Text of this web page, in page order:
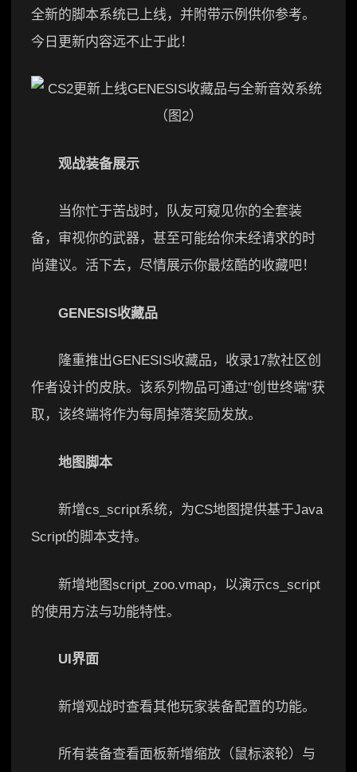
全新的脚本系统已上线，并附带示例供你参考。
今日更新内容远不止于此！
观战装备展示
当你忙于苦战时，队友可窥见你的全套装
备，审视你的武器，甚至可能给你未经请求的时
尚建议。活下去，尽情展示你最炫酷的收藏吧！
GENESIS收藏品
隆重推出GENESIS收藏品，收录17款社区创
作者设计的皮肤。该系列物品可通过"创世终端"获
取，该终端将作为每周掉落奖励发放。
地图脚本
新增cs_script系统，为CS地图提供基于Java
Script的脚本支持。
新增地图script_zoo.vmap，以演示cs_script
的使用方法与功能特性。
UI界面
新增观战时查看其他玩家装备配置的功能。
所有装备查看面板新增缩放（鼠标滚轮）与